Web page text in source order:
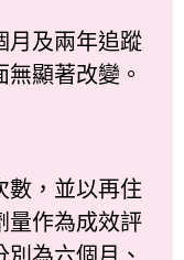
及兩年追蹤
顯著改變。
，並以再住
量作為成效評